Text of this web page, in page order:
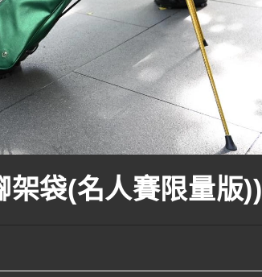
袋(名人賽限量版))